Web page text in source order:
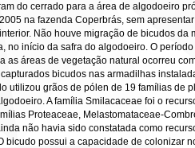
do cerrado para a área de algodoeiro
na fazenda Coperbrás, sem
Não houve migração de bicudos
no início da safra do algodoeiro. O
as áreas de vegetação natural ocorreu
bicudos nas armadilhas
utilizou grãos de pólen de 19 famílias de
A família Smilacaceae foi o
Proteaceae, Melastomataceae-
não havia sido constatada como
bicudo possui a capacidade de colonizar